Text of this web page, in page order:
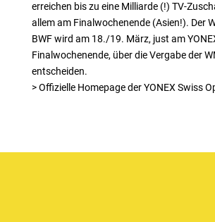
erreichen bis zu eine Milliarde (!) TV-
allem am Finalwochenende (Asien!). Der
BWF wird am 18./19. März, just am
Finalwochenende, über die Vergabe der
entscheiden.
> Offizielle Homepage der YONEX Swiss